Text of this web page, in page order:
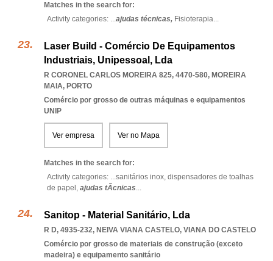
Matches in the search for:
Activity categories: ...ajudas técnicas, Fisioterapia...
Laser Build - Comércio De Equipamentos
Industriais, Unipessoal, Lda
R CORONEL CARLOS MOREIRA 825, 4470-580, MOREIRA
MAIA, PORTO
Comércio por grosso de outras máquinas e equipamentos
UNIP
Ver empresa Ver no Mapa
Matches in the search for:
Activity categories: ...sanitários inox, dispensadores de toalhas
de papel, ajudas tÃcnicas...
Sanitop - Material Sanitário, Lda
R D, 4935-232, NEIVA VIANA CASTELO, VIANA DO CASTELO
Comércio por grosso de materiais de construção (exceto
madeira) e equipamento sanitário